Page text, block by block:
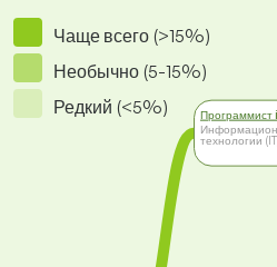
Чаще всего (>15%)
Необычно (5-15%)
Редкий (<5%)
Программист
технологии